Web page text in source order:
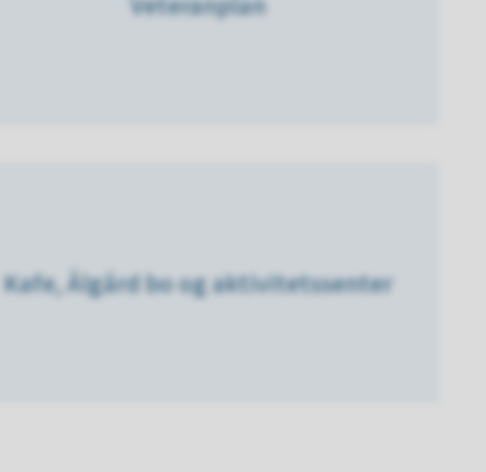
Kafe, Ålgård bo og aktivitetssenter